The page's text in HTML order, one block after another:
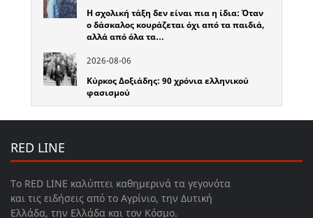
Η σχολική τάξη δεν είναι πια η ίδια: Όταν
ο δάσκαλος κουράζεται όχι από τα παιδιά,
αλλά από όλα τα…
2026-08-06
Κύρκος Δοξιάδης: 90 χρόνια ελληνικού
φασισμού
RED LINE
Το RED LINE καλύπτει καθημερινά τα γεγονότα
και τις ειδήσεις από το Αγρίνιο, την Δυτική
Ελλάδα, την Ελλάδα και τον Κόσμο.